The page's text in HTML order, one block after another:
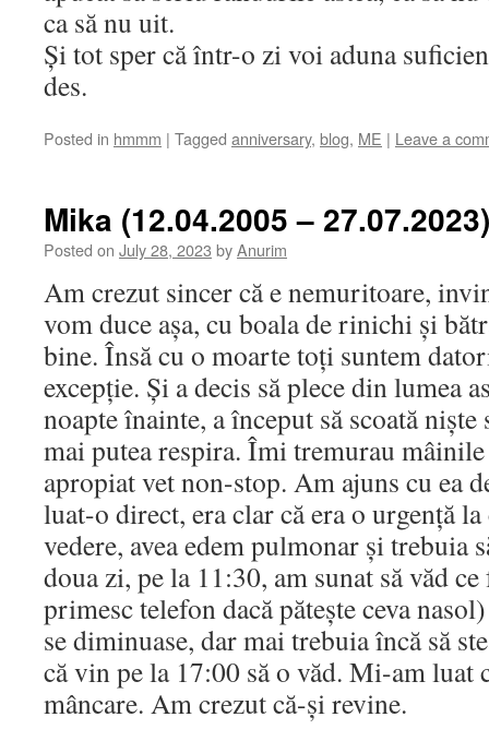
ca să nu uit.
Și tot sper că într-o zi voi aduna
des.
Posted in hmmm | Tagged anniversary, blog, ME | Leave a
Mika (12.04.2005 – 27.07.2023)
Posted on July 28, 2023 byAnurim
Am crezut sincer că e nemuritoare,
vom duce așa, cu boala de rinichi și
bine. Însă cu o moarte toți suntem
excepție. Și a decis să plece din lumea
noapte înainte, a început să scoată niște
mai putea respira. Îmi tremurau
apropiat vet non-stop. Am ajuns cu ea
luat-o direct, era clar că era o urgență
vedere, avea edem pulmonar și trebuia
doua zi, pe la 11:30, am sunat să văd
primesc telefon dacă pătește ceva
se diminuase, dar mai trebuia încă să
că vin pe la 17:00 să o văd. Mi-am luat
mâncare. Am crezut că-și revine.